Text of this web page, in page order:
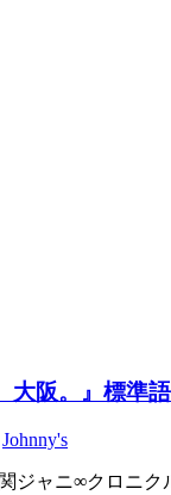
大阪。』標準
Johnny's
ジャニ∞クロニ